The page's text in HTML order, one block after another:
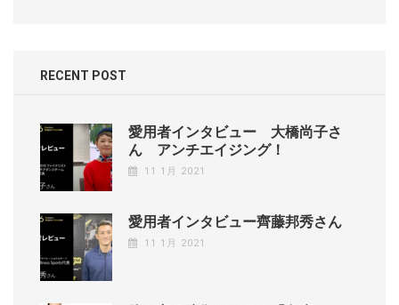
RECENT POST
愛用者インタビュー 大橋尚子さ
ん アンチエイジング！
11 1月 2021
愛用者インタビュー齊藤邦秀さん
11 1月 2021